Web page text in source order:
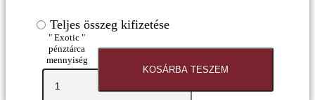
Teljes összeg kifizetése
" Exotic "
pénztárca
mennyiség
KOSÁRBA TESZEM